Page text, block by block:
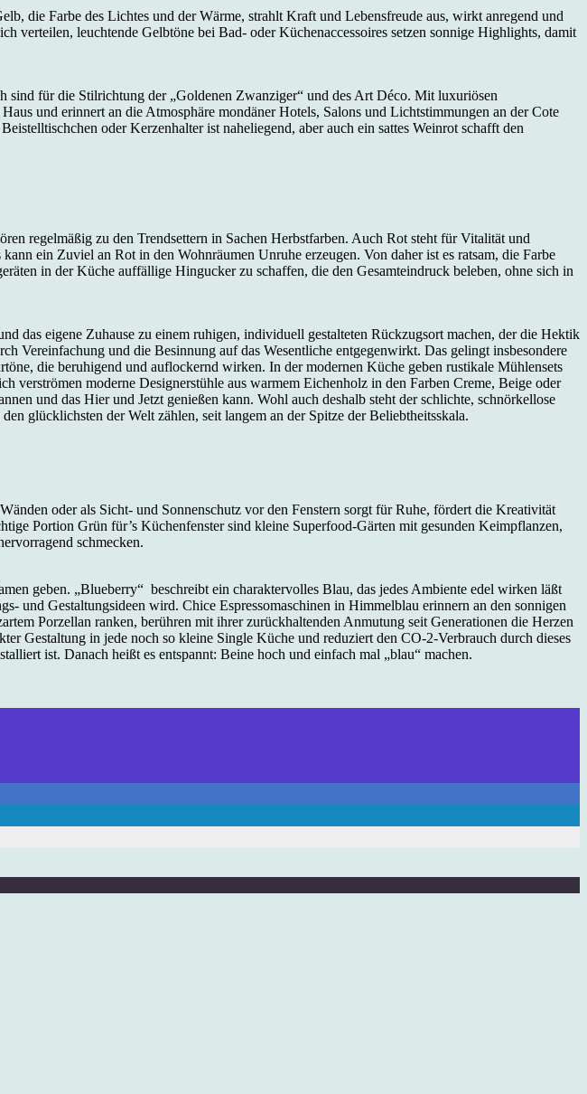
die Farbe des Lichtes und der Wärme, strahlt Kraft und Lebensfreude aus, wirkt anregend und
verteilen, leuchtende Gelbtöne bei Bad- oder Küchenaccessoires setzen sonnige Highlights, damit
für die Stilrichtung der „Goldenen Zwanziger“ und des Art Déco. Mit luxuriösen
und erinnert an die Atmosphäre mondäner Hotels, Salons und Lichtstimmungen an der Cote
oder Kerzenhalter ist naheliegend, aber auch ein sattes Weinrot schafft den
regelmäßig zu den Trendsettern in Sachen Herbstfarben. Auch Rot steht für Vitalität und
ein Zuviel an Rot in den Wohnräumen Unruhe erzeugen. Von daher ist es ratsam, die Farbe
in der Küche auffällige Hingucker zu schaffen, die den Gesamteindruck beleben, ohne sich in
das eigene Zuhause zu einem ruhigen, individuell gestalteten Rückzugsort machen, der die Hektik
Vereinfachung und die Besinnung auf das Wesentliche entgegenwirkt. Das gelingt insbesondere
die beruhigend und auflockernd wirken. In der modernen Küche geben rustikale Mühlensets
verströmen moderne Designerstühle aus warmem Eichenholz in den Farben Creme, Beige oder
und das Hier und Jetzt genießen kann. Wohl auch deshalb steht der schlichte, schnörkellose
glücklichsten der Welt zählen, seit langem an der Spitze der Beliebtheitsskala.
oder als Sicht- und Sonnenschutz vor den Fenstern sorgt für Ruhe, fördert die Kreativität
Portion Grün für’s Küchenfenster sind kleine Superfood-Gärten mit gesunden Keimpflanzen,
schmecken.
geben. „Blueberry“ beschreibt ein charaktervolles Blau, das jedes Ambiente edel wirken läßt
und Gestaltungsideen wird. Chice Espressomaschinen in Himmelblau erinnern an den sonnigen
Porzellan ranken, berühren mit ihrer zurückhaltenden Anmutung seit Generationen die Herzen
Gestaltung in jede noch so kleine Single Küche und reduziert den CO-2-Verbrauch durch dieses
ist. Danach heißt es entspannt: Beine hoch und einfach mal „blau“ machen.